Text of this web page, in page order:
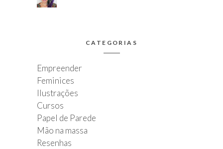
CATEGORIAS
Empreender
Feminices
Ilustrações
Cursos
Papel de Parede
Mão na massa
Resenhas